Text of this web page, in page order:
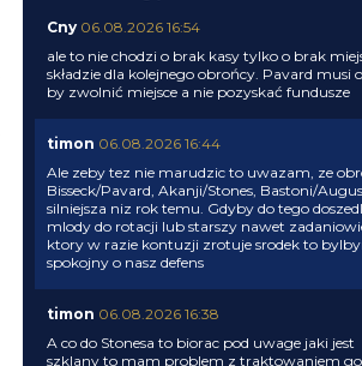
Cny 06.08.2026 16:54
ale to nie chodzi o brak kasy tylko o brak
składzie dla kolejnego obrońcy. Pavard musi
by zwolnić miejsce a nie pozyskać fundusze
timon 06.08.2026 16:44
Ale zeby tez nie marudzic to uwazam, ze
Bisseck/Pavard, Akanji/Stones, Bastoni/
silniejsza niz rok temu. Gdyby do tego
mlody do rotacji lub starszy nawet
ktory w razie kontuzji zrotuje srodek to
spokojny o nasz defens
timon 06.08.2026 16:38
A co do Stonesa to biorac pod uwage jaki jest
szklany to mam problem z traktowaniem